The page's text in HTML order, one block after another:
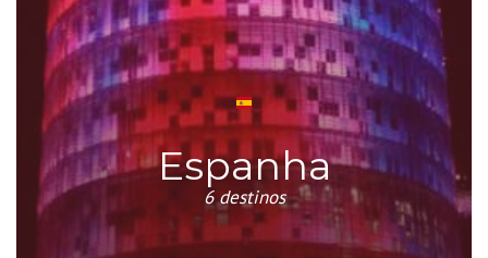
Espanha
6 destinos